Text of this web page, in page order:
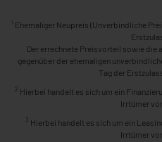
1 Ehemaliger Neupreis (Unverbindliche
Der errechnete Preisvorteil sowie die
gegenüber der ehemaligen
Tag der
2 Hierbei handelt es sich um ein
Irrtümer
3 Hierbei handelt es sich um ein
Irrtümer